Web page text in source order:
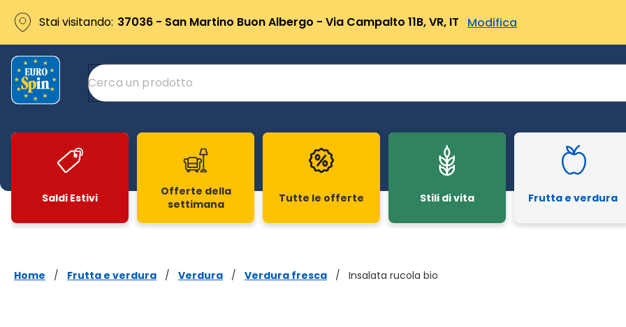
Stai visitando: 37036 - San Martino Buon Albergo - Via Campalto 11B, VR, IT Modifica
Saldi Estivi
Offerte della
settimana
Tutte le offerte Stili di vita Frutta e verdura
Home / Frutta e verdura / Verdura / Verdura fresca / Insalata rucola bio